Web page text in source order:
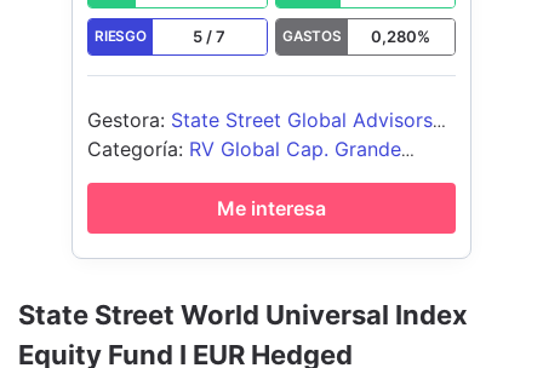
State Street World Universal Index
Equity Fund I EUR Hedged
RIESGO 5 /7 GASTOS 0,280%
Gestora: State Street Global Advisors
Europe Limited
Categoría: RV Global Cap. Grande
Blend
Me interesa